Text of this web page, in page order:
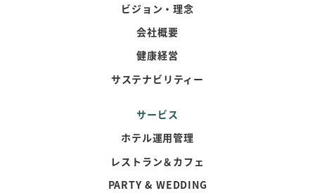
ビジョン・理念
会社概要
健康経営
サステナビリティー
サービス
ホテル運用管理
レストラン＆カフェ
PARTY & WEDDING